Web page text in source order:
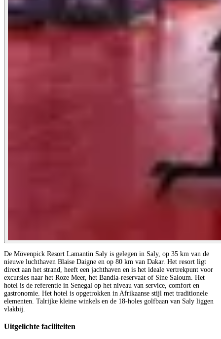
De Mövenpick Resort Lamantin Saly is gelegen in Saly, op 35 km van de
nieuwe luchthaven Blaise Daigne en op 80 km van Dakar. Het resort ligt
direct aan het strand, heeft een jachthaven en is het ideale vertrekpunt voor
excursies naar het Roze Meer, het Bandia-reservaat of Sine Saloum. Het
hotel is de referentie in Senegal op het niveau van service, comfort en
gastronomie. Het hotel is opgetrokken in Afrikaanse stijl met traditionele
elementen. Talrijke kleine winkels en de 18-holes golfbaan van Saly liggen
vlakbij.
Uitgelichte faciliteiten